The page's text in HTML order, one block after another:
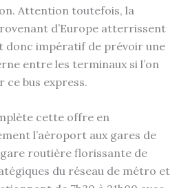
Attention toutefois, la
d’Europe atterrissent
donc impératif de prévoir une
entre les terminaux si l’on
ce bus express.
cette offre en
l’aéroport aux gares de
routière florissante de
du réseau de métro et